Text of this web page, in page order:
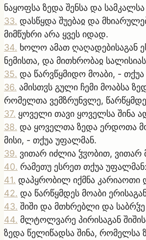
ნაყოფსა ზედა შენსა და
33. დასწყდა შუებაჲ და
მიმწუხრი არა ყვეს იდად.
34. ხოლო ამათ ღაღადებისაგან
ნემისთა, და მითხრობაჲ
35. და წარვწყმიდო მოაბი, -
36. ამისთჳს გული ჩემი მოაბსა
რომელთა ვემზრუნვლე,
37. ყოველი თავი ყოველსა შინა
38. და ყოველთა ზედა ერდოთა
მისი, - თქუა უფალმან.
39. ვითარ იძლია ჴჳობით, ვითარ
40. რამეთუ ესრეთ თქუა
41. დაპყრობილ იქმნა კარიაოთი
42. და წარწყმდეს მოაბი
43. შიში და მთხრებლი და
44. მლტოლვარე პირისაგან
ზედა წელიწადსა შინა, რომელსა